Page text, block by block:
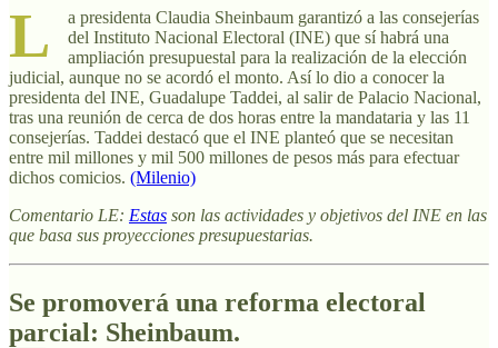
L
a presidenta Claudia Sheinbaum garantizó a las consejerías
del Instituto Nacional Electoral (INE) que sí habrá una
ampliación presupuestal para la realización de la elección
judicial, aunque no se acordó el monto. Así lo dio a conocer la
presidenta del INE, Guadalupe Taddei, al salir de Palacio Nacional,
tras una reunión de cerca de dos horas entre la mandataria y las 11
consejerías. Taddei destacó que el INE planteó que se necesitan
entre mil millones y mil 500 millones de pesos más para efectuar
dichos comicios. (Milenio)
Comentario LE: Estas son las actividades y objetivos del INE en las
que basa sus proyecciones presupuestarias.
Se promoverá una reforma electoral
parcial: Sheinbaum.